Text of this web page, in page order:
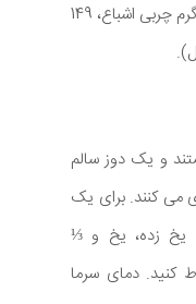
کمک کند احساس سیری کنید (0.8 گرم چربی اشباع، 149
و یک دوز سالم
می کنند. برای یک
یخ زده، یخ و ⅓
کنید. دمای سرما